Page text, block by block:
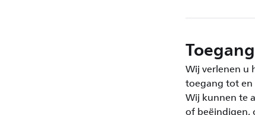
Wij verlenen u
toegang tot en
Wij kunnen te